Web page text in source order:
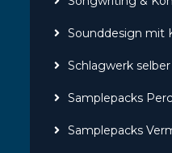
Sounddesign mit
Schlagwerk
Samplepacks
Samplepacks